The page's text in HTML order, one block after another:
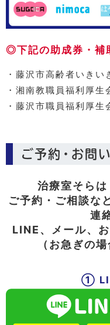
◎下記の助成券・補
・藤沢市高齢者いきい
・湘南教職員福利厚
・藤沢市職員福利厚
ご予約・お問
治療室そらは
ご予約・ご相談な
連
LINE、メール、
（お急ぎの
①